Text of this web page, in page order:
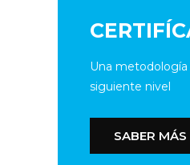
Una metodología
siguiente nivel
SABER MÁS